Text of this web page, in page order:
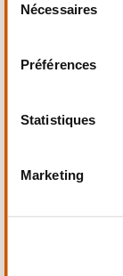
Nécessaires
Préférences
Statistiques
Marketing